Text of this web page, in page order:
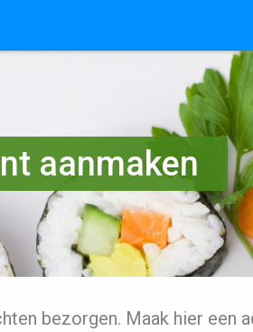
aanmaken
bezorgen. Maak hier een